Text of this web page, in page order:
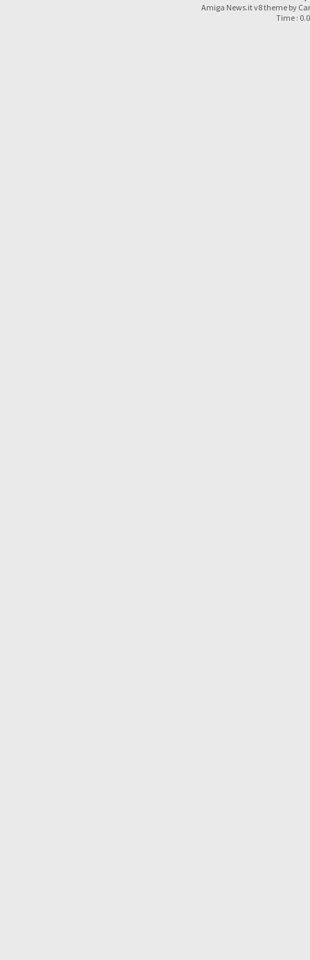
Amiga News.it v8 theme by
Time :